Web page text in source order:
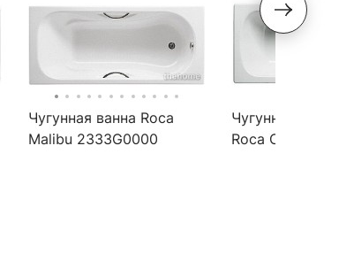
Чугунная ванна Roca
Malibu 2333G0000
Чугунная
Roca